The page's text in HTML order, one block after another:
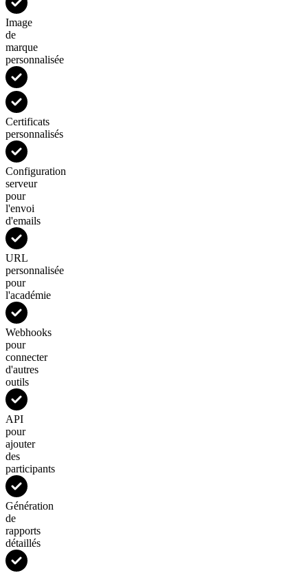
Image
de
marque
personnalisée
Certificats
personnalisés
Configuration
serveur
pour
l'envoi
d'emails
URL
personnalisée
pour
l'académie
Webhooks
pour
connecter
d'autres
outils
API
pour
ajouter
des
participants
Génération
de
rapports
détaillés